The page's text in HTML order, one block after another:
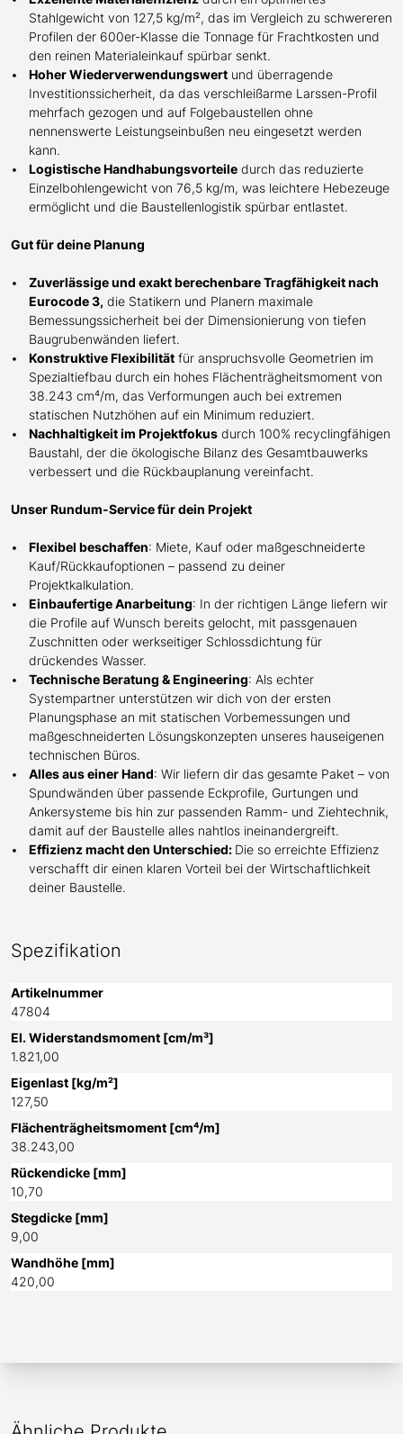
Stahlgewicht von 127,5 kg/m², das im Vergleich zu schwereren
Profilen der 600er-Klasse die Tonnage für Frachtkosten und
den reinen Materialeinkauf spürbar senkt.
Hoher Wiederverwendungswert und überragende
Investitionssicherheit, da das verschleißarme Larssen-Profil
mehrfach gezogen und auf Folgebaustellen ohne
nennenswerte Leistungseinbußen neu eingesetzt werden
kann.
Logistische Handhabungsvorteile durch das reduzierte
Einzelbohlengewicht von 76,5 kg/m, was leichtere Hebezeuge
ermöglicht und die Baustellenlogistik spürbar entlastet.
Gut für deine Planung
Zuverlässige und exakt berechenbare Tragfähigkeit nach
Eurocode 3, die Statikern und Planern maximale
Bemessungssicherheit bei der Dimensionierung von tiefen
Baugrubenwänden liefert.
Konstruktive Flexibilität für anspruchsvolle Geometrien im
Spezialtiefbau durch ein hohes Flächenträgheitsmoment von
38.243 cm⁴/m, das Verformungen auch bei extremen
statischen Nutzhöhen auf ein Minimum reduziert.
Nachhaltigkeit im Projektfokus durch 100% recyclingfähigen
Baustahl, der die ökologische Bilanz des Gesamtbauwerks
verbessert und die Rückbauplanung vereinfacht.
Unser Rundum-Service für dein Projekt
Flexibel beschaffen: Miete, Kauf oder maßgeschneiderte
Kauf/Rückkaufoptionen – passend zu deiner
Projektkalkulation.
Einbaufertige Anarbeitung: In der richtigen Länge liefern wir
die Profile auf Wunsch bereits gelocht, mit passgenauen
Zuschnitten oder werkseitiger Schlossdichtung für
drückendes Wasser.
Technische Beratung & Engineering: Als echter
Systempartner unterstützen wir dich von der ersten
Planungsphase an mit statischen Vorbemessungen und
maßgeschneiderten Lösungskonzepten unseres hauseigenen
technischen Büros.
Alles aus einer Hand: Wir liefern dir das gesamte Paket – von
Spundwänden über passende Eckprofile, Gurtungen und
Ankersysteme bis hin zur passenden Ramm- und Ziehtechnik,
damit auf der Baustelle alles nahtlos ineinandergreift.
Effizienz macht den Unterschied: Die so erreichte Effizienz
verschafft dir einen klaren Vorteil bei der Wirtschaftlichkeit
deiner Baustelle.
Spezifikation
Artikelnummer
47804
El. Widerstandsmoment [cm/m³]
1.821,00
Eigenlast [kg/m²]
127,50
Flächenträgheitsmoment [cm⁴/m]
38.243,00
Rückendicke [mm]
10,70
Stegdicke [mm]
9,00
Wandhöhe [mm]
420,00